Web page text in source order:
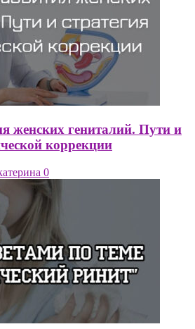
женских гениталий. Пути и
коррекции
0